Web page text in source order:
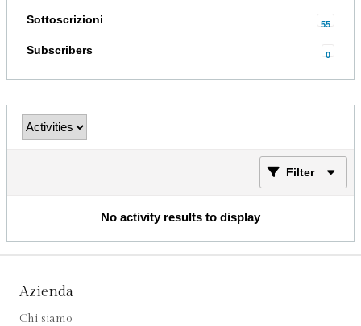
Sottoscrizioni 55
Subscribers 0
Filter
No activity results to display
Azienda
Chi siamo